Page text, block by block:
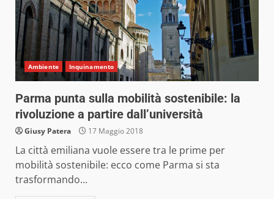
Ambiente Inquinamento
Parma punta sulla mobilità sostenibile: la
rivoluzione a partire dall’università
Giusy Patera 17 Maggio 2018
La città emiliana vuole essere tra le prime per
mobilità sostenibile: ecco come Parma si sta
trasformando...